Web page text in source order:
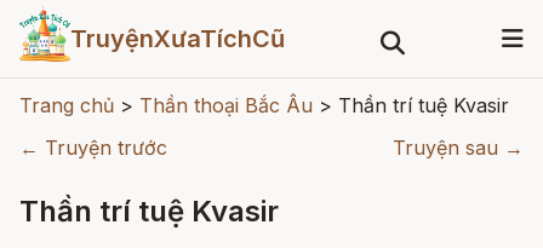
TruyệnXưaTíchCũ
Trang chủ > Thần thoại Bắc Âu > Thần trí tuệ Kvasir
← Truyện trước
Truyện sau →
Thần trí tuệ Kvasir